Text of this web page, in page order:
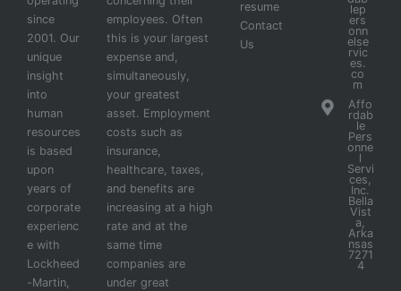
since
2001. Our
unique
insight
into
human
resources
is based
upon
years of
corporate
experienc
e with
Lockheed
-Martin,
employees. Often
this is your largest
expense and,
simultaneously,
your greatest
asset. Employment
costs such as
insurance,
healthcare, taxes,
and benefits are
increasing at a high
rate and at the
same time
companies are
under great
resume
Contact
Us
lep
ers
onn
else
rvic
es.
co
m
Affo
rdab
le
Pers
onne
l
Servi
ces,
Inc.
Bella
Vist
a,
Arka
nsas
7271
4